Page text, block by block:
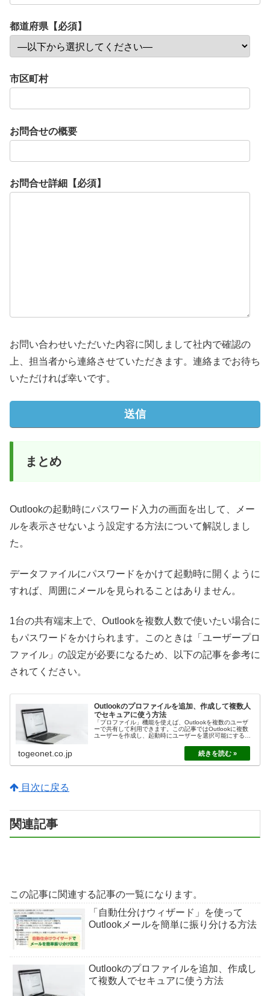
都道府県【必須】
市区町村
お問合せの概要
お問合せ詳細【必須】
お問い合わせいただいた内容に関しまして社内で確認の
上、担当者から連絡させていただきます。連絡までお待ち
いただければ幸いです。
まとめ
Outlookの起動時にパスワード入力の画面を出して、メー
ルを表示させないよう設定する方法について解説しまし
た。
データファイルにパスワードをかけて起動時に開くように
すれば、周囲にメールを見られることはありません。
1台の共有端末上で、Outlookを複数人数で使いたい場合に
もパスワードをかけられます。このときは「ユーザープロ
ファイル」の設定が必要になるため、以下の記事を参考に
されてください。
Outlookのプロファイルを追加、作成して複数人
でセキュアに使う方法
「プロファイル」機能を使えば、Outlookを複数のユーザ
ーで共有して利用できます。この記事ではOutlookに複数
ユーザーを作成し、起動時にユーザーを選択可能にする方
る方法についても、関連記事をご紹介します。
togeonet.co.jp
目次に戻る
関連記事
この記事に関連する記事の一覧になります。
「自動仕分けウィザード」を使って
Outlookメールを簡単に振り分ける方法
Outlookのプロファイルを追加、作成し
て複数人でセキュアに使う方法